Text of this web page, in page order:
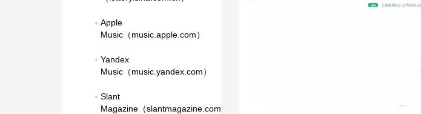
Apple
Music（music.apple.com）
Yandex
Music（music.yandex.com）
Slant
Magazine（slantmagazine.com）